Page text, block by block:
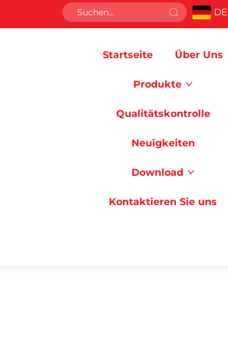
DE
Startseite Über Uns
Produkte
Qualitätskontrolle
Neuigkeiten
Download
Kontaktieren Sie uns